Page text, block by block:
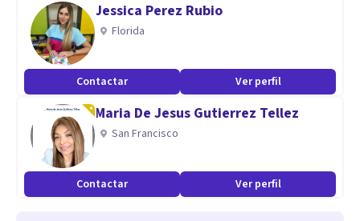
Jessica Perez Rubio
Florida
Contactar Ver perfil
Maria De Jesus Gutierrez Tellez
San Francisco
Contactar Ver perfil